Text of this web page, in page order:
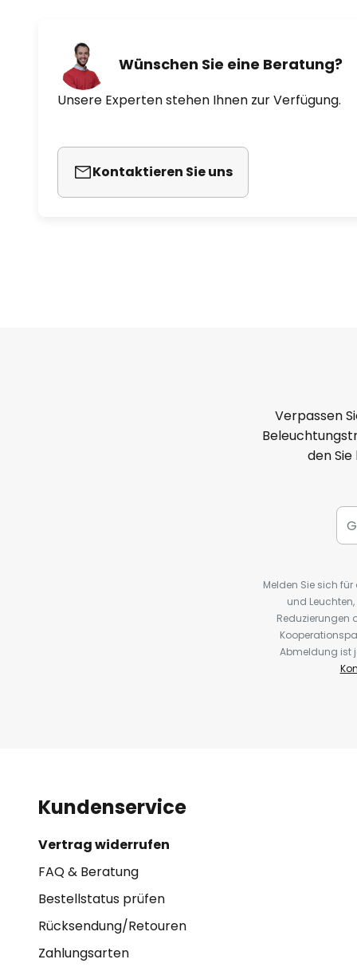
Wünschen Sie eine Beratung?
Unsere Experten stehen Ihnen zur Verfügung.
Kontaktieren Sie uns
Verpassen
den
Melden Sie sich
und
Reduzierungen
Abmeldung ist
Kundenservice
Vertrag widerrufen
FAQ & Beratung
Bestellstatus prüfen
Rücksendung/Retouren
Zahlungsarten